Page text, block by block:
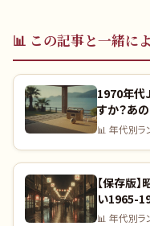
📊 この記事と一緒に
1970年代
すか？あ
📊 年代別ラ
【保存版
い1965-
完全リスト
📊 年代別ラ